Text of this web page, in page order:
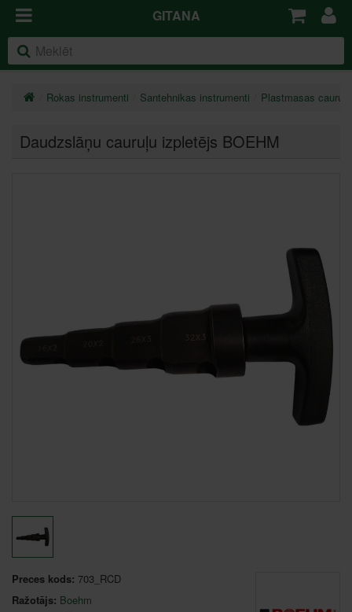
GITANA
Rokas instrumenti Santehnikas instrumenti Plastmasas
Daudzslāņu cauruļu izpletējs BOEHM
Preces kods: 703_RCD
Ražotājs: Boehm